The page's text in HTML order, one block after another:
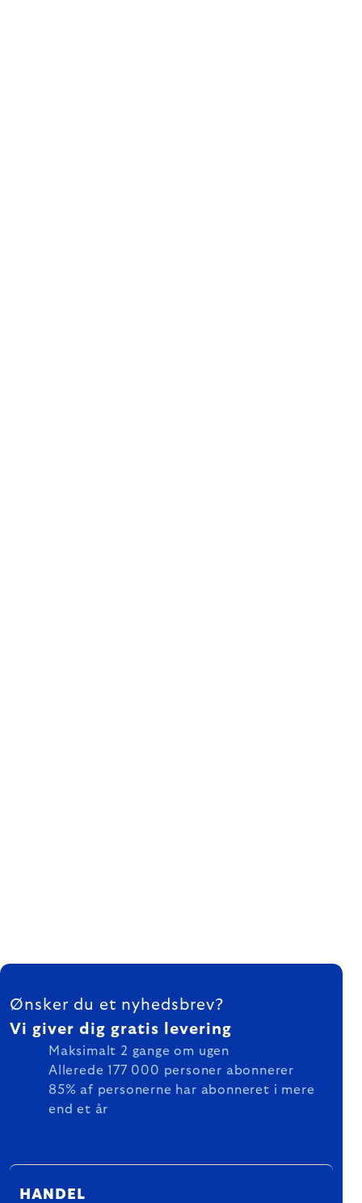
FOOTER
Ønsker du et nyhedsbrev?
Vi giver dig gratis levering
Maksimalt 2 gange om ugen
Allerede 177 000 personer abonnerer
85% af personerne har abonneret i mere
end et år
HANDEL